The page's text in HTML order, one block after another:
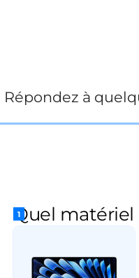
Répondez à